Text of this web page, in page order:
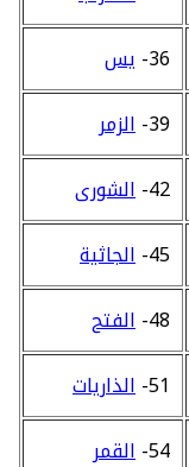
36- يس
39- الزمر
42- الشورى
45- الجاثية
48- الفتح
51- الذاريات
54- القمر